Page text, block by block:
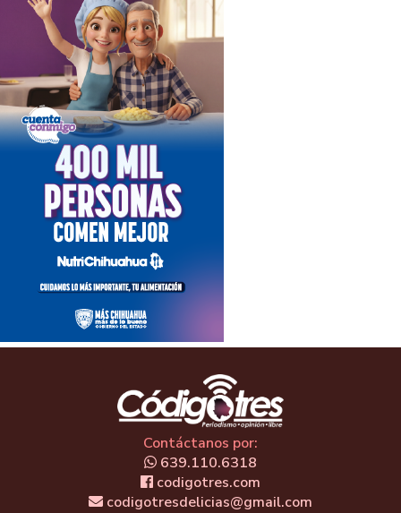
Contáctanos por:
639.110.6318
codigotres.com
codigotresdelicias@gmail.com